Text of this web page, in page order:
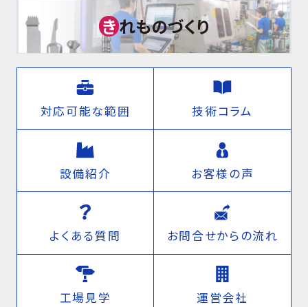
きれものづくり
対応可能な範囲 技術コラム
設備紹介 お客様の声
よくある質問 お問合せからの流れ
工場見学 運営会社